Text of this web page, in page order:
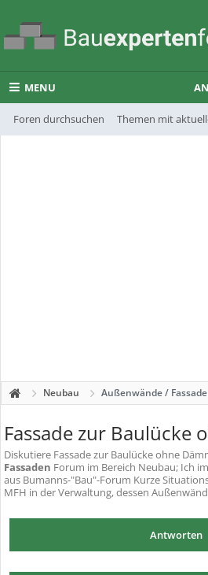
MENU
Foren durchsuchen Themen mit
Neubau Außenwände /
Fassade zur Baulücke
Diskutiere Fassade zur Baulücke ohne
Fassaden Forum im Bereich Neubau; Ich
aus Bumanns-"Bau"-Forum Kurze
MFH in der Verwaltung, dessen
Antworten